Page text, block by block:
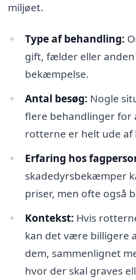
miljøet.
Type af behandling:
gift, fælder eller
bekæmpelse.
Antal besøg: Nogle
flere behandlinger for
rotterne er helt ude af
Erfaring hos
skadedyrsbekæmper
priser, men ofte også
Kontekst: Hvis
kan det være billigere
dem, sammenlignet
hvor der skal graves